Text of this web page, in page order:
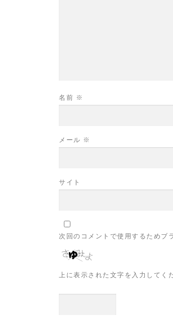
名前 ※
メール ※
サイト
次回のコメントで使用するためブ
上に表示された文字を入力してく